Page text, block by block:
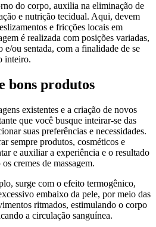
do corpo, auxilia na eliminação de
e nutrição tecidual. Aqui, devem
e fricções locais em
é realizada com posições variadas,
e/ou sentada, com a finalidade de se
inteiro.
bons produtos
existentes e a criação de novos
que você busque inteirar-se das
suas preferências e necessidades.
sempre produtos, cosméticos e
e auxiliar a experiência e o resultado
cremes de massagem.
surge com o efeito termogênico,
embaixo da pele, por meio das
ritmados, estimulando o corpo
a circulação sanguínea.